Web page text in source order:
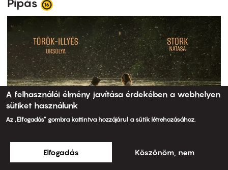
Pipás
A felhasználói élmény javítása érdekében a webhelyen
sütiket használunk
Az „Elfogadás” gombra kattintva hozzájárul a sütik létrehozásához.
Elfogadás Köszönöm, nem